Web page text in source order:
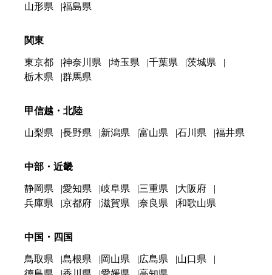
山形県
福島県
関東
東京都 神奈川県 埼玉県 千葉県
茨城県
栃木県
群馬県
甲信越・北陸
山梨県 長野県 新潟県 富山県 石川県 福井県
中部・近畿
静岡県 愛知県 岐阜県 三重県
大阪府
兵庫県
京都府 滋賀県 奈良県 和歌山県
中国・四国
鳥取県 島根県 岡山県 広島県
山口県